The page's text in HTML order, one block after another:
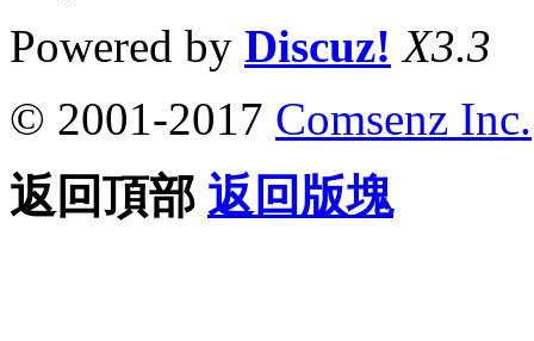
Powered by Discuz! X3.3
© 2001-2017 Comsenz Inc.
返回頂部 返回版塊